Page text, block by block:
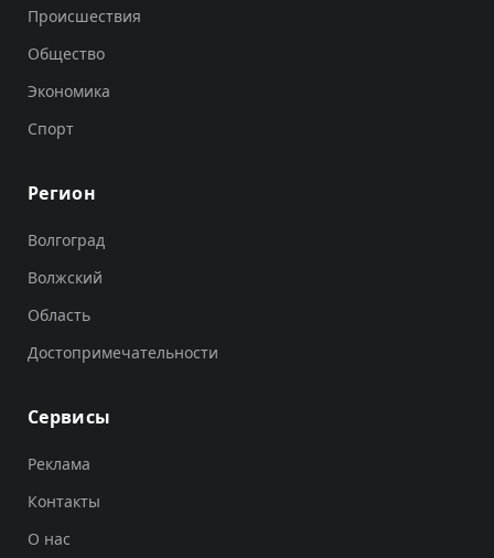
Происшествия
Общество
Экономика
Спорт
Регион
Волгоград
Волжский
Область
Достопримечательности
Сервисы
Реклама
Контакты
О нас